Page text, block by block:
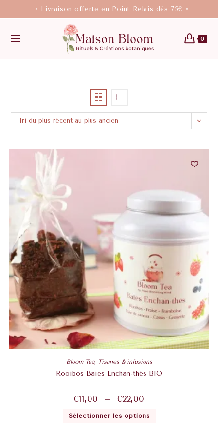
• Livraison offerte en Point Relais dès 75€ •
0
Tri du plus récent au plus ancien
Bloom Tea, Tisanes & infusions
Rooibos Baies Enchan-thés BIO
€11,00 – €22,00
Sélectionner les options